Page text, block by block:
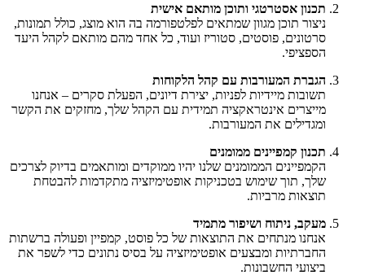
תכנון אסטרטגי ותוכן מותאם אישית
ניצור תוכן מגוון שמתאים לפלטפורמה בה הוא מוצג, כולל תמונות,
סרטונים, פוסטים, סטוריז ועוד, כל אחד מהם מותאם לקהל היעד
הספציפי.
הגברת המעורבות עם קהל הלקוחות
תשובות מיידיות לפניות, יצירת דיונים, הפעלת סקרים – אנחנו
מייצרים אינטראקציה תמידית עם הקהל שלך, מחזקים את הקשר
ומגדילים את המעורבות.
תכנון קמפיינים ממומנים
הקמפיינים הממומנים שלנו יהיו ממוקדים ומותאמים בדיוק לצרכים
שלך, תוך שימוש בטכניקות אופטימיזציה מתקדמות להבטחת
תוצאות מרביות.
מעקב, ניתוח ושיפור מתמיד
אנחנו מנתחים את התוצאות של כל פוסט, קמפיין ופעולה ברשתות
החברתיות ומבצעים אופטימיזציה על בסיס נתונים כדי לשפר את
ביצועי החשבונות.